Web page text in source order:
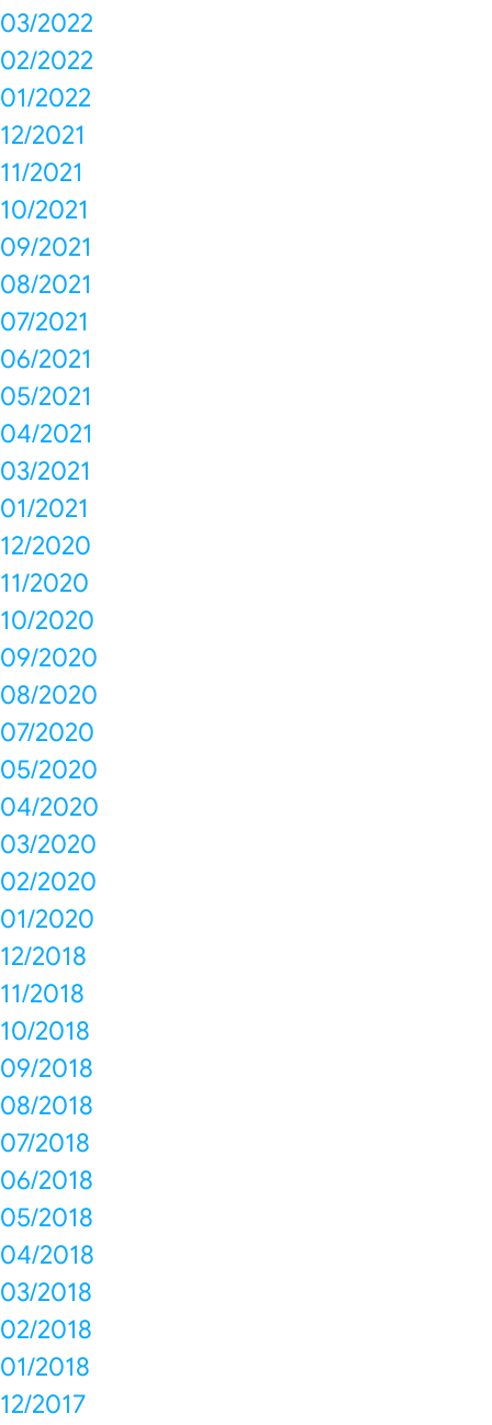
03/2022
02/2022
01/2022
12/2021
11/2021
10/2021
09/2021
08/2021
07/2021
06/2021
05/2021
04/2021
03/2021
01/2021
12/2020
11/2020
10/2020
09/2020
08/2020
07/2020
05/2020
04/2020
03/2020
02/2020
01/2020
12/2018
11/2018
10/2018
09/2018
08/2018
07/2018
06/2018
05/2018
04/2018
03/2018
02/2018
01/2018
12/2017